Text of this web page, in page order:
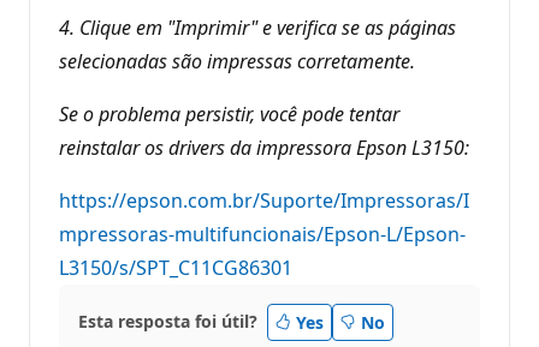
4. Clique em "Imprimir" e verifica se as páginas
selecionadas são impressas corretamente.
Se o problema persistir, você pode tentar
reinstalar os drivers da impressora Epson L3150:
https://epson.com.br/Suporte/Impressoras/I
mpressoras-multifuncionais/Epson-L/Epson-
L3150/s/SPT_C11CG86301
Esta resposta foi útil? Yes No